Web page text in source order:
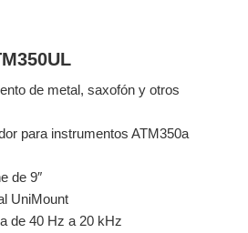
de metal, saxofón y otros
para instrumentos ATM350a
de 9″
UniMount
de 40 Hz a 20 kHz